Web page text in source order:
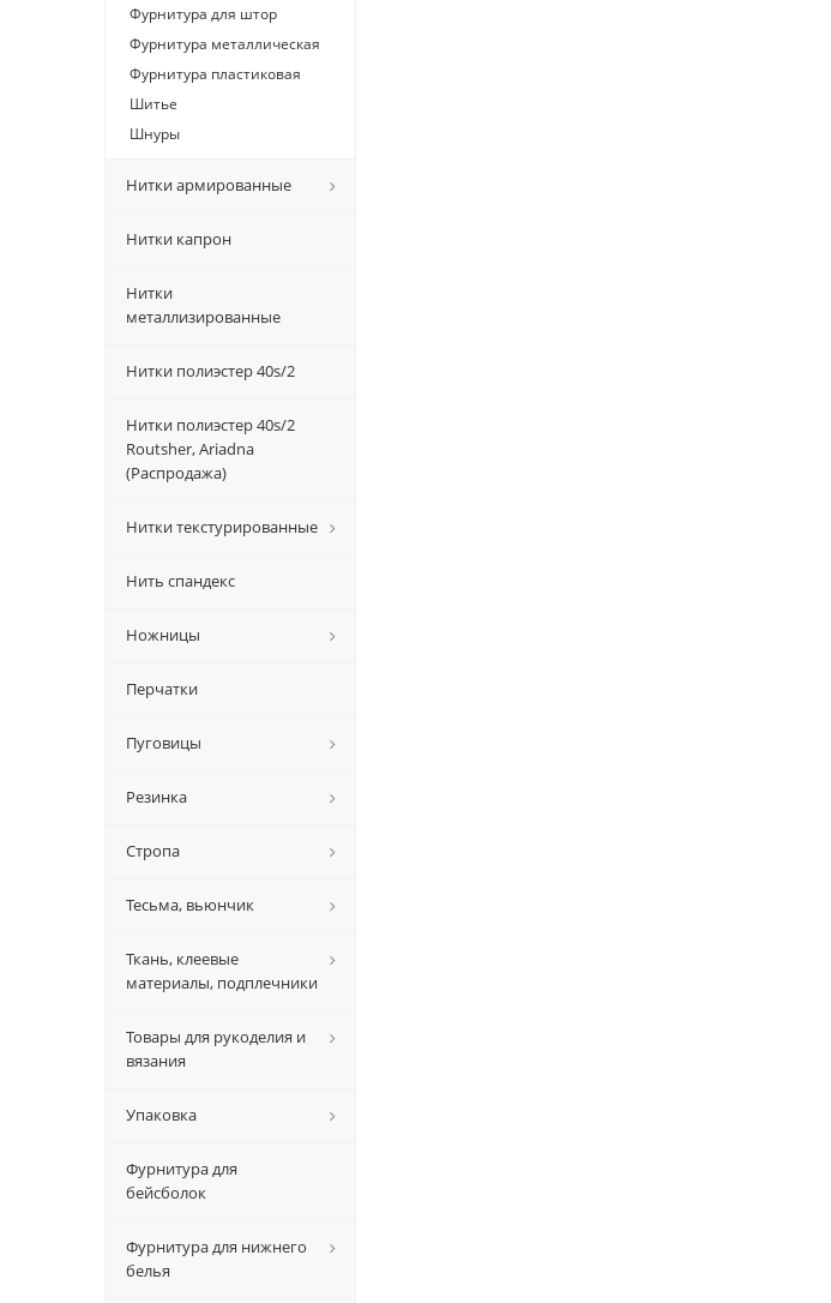
Фурнитура для штор
Фурнитура металлическая
Фурнитура пластиковая
Шитье
Шнуры
Нитки армированные
Нитки капрон
Нитки
металлизированные
Нитки полиэстер 40s/2
Нитки полиэстер 40s/2
Routsher, Ariadna
(Распродажа)
Нитки текстурированные
Нить спандекс
Ножницы
Перчатки
Пуговицы
Резинка
Стропа
Тесьма, вьюнчик
Ткань, клеевые
материалы, подплечники
Товары для рукоделия и
вязания
Упаковка
Фурнитура для
бейсболок
Фурнитура для нижнего
белья